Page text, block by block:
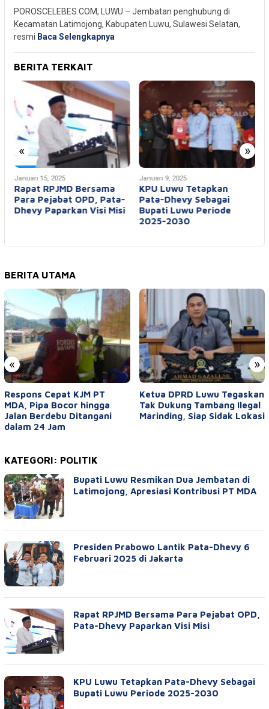
POROSCELEBES.COM, LUWU – Jembatan penghubung di
Kecamatan Latimojong, Kabupaten Luwu, Sulawesi Selatan,
resmi Baca Selengkapnya
BERITA TERKAIT
« »
Januari 15, 2025
Rapat RPJMD Bersama
Para Pejabat OPD, Pata-
Dhevy Paparkan Visi Misi
Januari 9, 2025
KPU Luwu Tetapkan
Pata-Dhevy Sebagai
Bupati Luwu Periode
2025-2030
BERITA UTAMA
« »
Respons Cepat KJM PT
MDA, Pipa Bocor hingga
Jalan Berdebu Ditangani
dalam 24 Jam
Ketua DPRD Luwu Tegaskan
Tak Dukung Tambang Ilegal
Marinding, Siap Sidak Lokasi
KATEGORI: POLITIK
Bupati Luwu Resmikan Dua Jembatan di
Latimojong, Apresiasi Kontribusi PT MDA
Presiden Prabowo Lantik Pata-Dhevy 6
Februari 2025 di Jakarta
Rapat RPJMD Bersama Para Pejabat OPD,
Pata-Dhevy Paparkan Visi Misi
KPU Luwu Tetapkan Pata-Dhevy Sebagai
Bupati Luwu Periode 2025-2030